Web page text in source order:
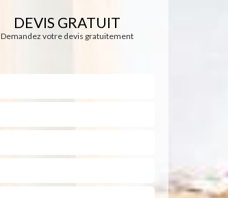
DEVIS GRATUIT
Demandez votre devis gratuitement